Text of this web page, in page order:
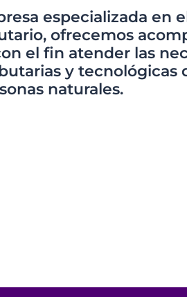
especializada en
ofrecemos
el fin atender las
y tecnológicas
naturales.